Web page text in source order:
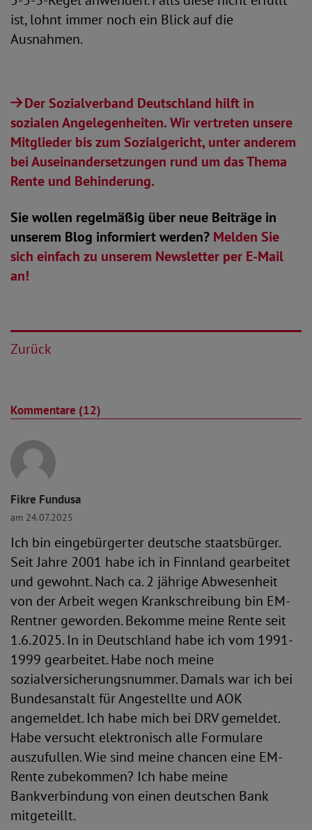
ist, lohnt immer noch ein Blick auf die
Ausnahmen.
Der Sozialverband Deutschland hilft in
sozialen Angelegenheiten. Wir vertreten unsere
Mitglieder bis zum Sozialgericht, unter anderem
bei Auseinandersetzungen rund um das Thema
Rente und Behinderung.
Sie wollen regelmäßig über neue Beiträge in
unserem Blog informiert werden? Melden Sie
sich einfach zu unserem Newsletter per E-Mail
an!
Zurück
Kommentare (12)
Fikre Fundusa
am 24.07.2025
Ich bin eingebürgerter deutsche staatsbürger.
Seit Jahre 2001 habe ich in Finnland gearbeitet
und gewohnt. Nach ca. 2 jährige Abwesenheit
von der Arbeit wegen Krankschreibung bin EM-
Rentner geworden. Bekomme meine Rente seit
1.6.2025. In in Deutschland habe ich vom 1991-
1999 gearbeitet. Habe noch meine
sozialversicherungsnummer. Damals war ich bei
Bundesanstalt für Angestellte und AOK
angemeldet. Ich habe mich bei DRV gemeldet.
Habe versucht elektronisch alle Formulare
auszufullen. Wie sind meine chancen eine EM-
Rente zubekommen? Ich habe meine
Bankverbindung von einen deutschen Bank
mitgeteillt.